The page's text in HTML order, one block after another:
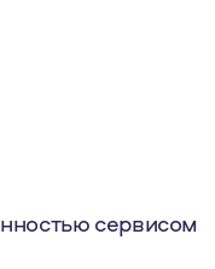
сервисом